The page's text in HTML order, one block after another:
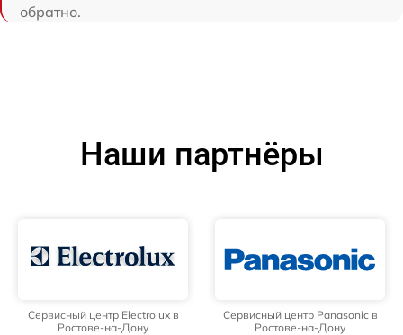
обратно.
Наши партнёры
Сервисный центр Electrolux в
Ростове-на-Дону
Сервисный центр Panasonic в
Ростове-на-Дону